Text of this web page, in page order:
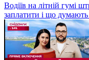
Водіїв на літній гумі
заплатити і що думають